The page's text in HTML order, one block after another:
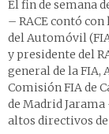
El fin de semana
– RACE contó
del Automóvil
y presidente del
general de la FIA,
Comisión FIA de
de Madrid Jarama
altos directivos